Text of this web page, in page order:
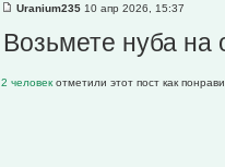
Uranium235 10 апр 2026, 15:37
Возьмете нуба на
2 человек отметили этот пост как